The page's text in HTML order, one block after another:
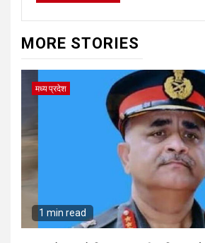
MORE STORIES
मध्य प्रदेश
1 min read